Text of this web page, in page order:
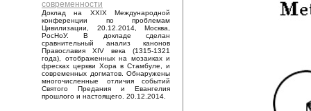
современности
Доклад на XXIX Международной
конференции по проблемам
Цивилизации, 20.12.2014, Москва,
РосНоУ. В докладе сделан
сравнительный анализ канонов
Православия XIV века (1315-1321
года), отображенных на мозаиках и
фресках церкви Хора в Стамбуле, и
современных догматов. Обнаружены
многочисленные отличия событий
Святого Предания и Евангелия
прошлого и настоящего. 20.12.2014.